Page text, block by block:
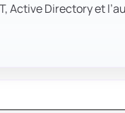
Active Directory et